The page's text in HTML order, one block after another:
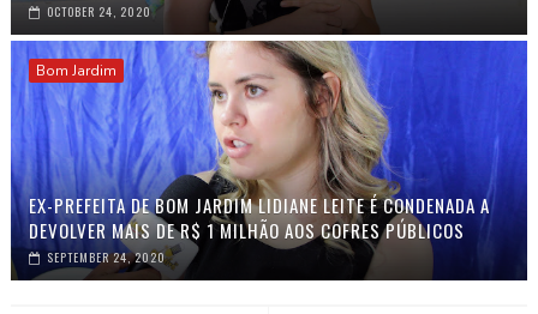
OCTOBER 24, 2020
Bom Jardim
EX-PREFEITA DE BOM JARDIM LIDIANE LEITE É CONDENADA A
DEVOLVER MAIS DE R$ 1 MILHÃO AOS COFRES PÚBLICOS
SEPTEMBER 24, 2020